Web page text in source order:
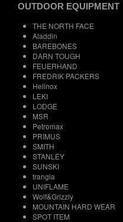
OUTDOOR EQUIPMENT
THE NORTH FACE
Aladdin
BAREBONES
DARN TOUGH
FEUERHAND
FREDRIK PACKERS
Helinox
LEKI
LODGE
MSR
Petromax
PRIMUS
SMITH
STANLEY
SUNSKI
trangia
UNIFLAME
Wolf&Grizzly
MOUNTAIN HARD WEAR
SPOT ITEM